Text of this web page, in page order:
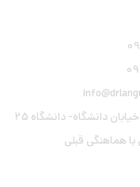
دانشگاه- دانشگاه 25
هماهنگی قبلی